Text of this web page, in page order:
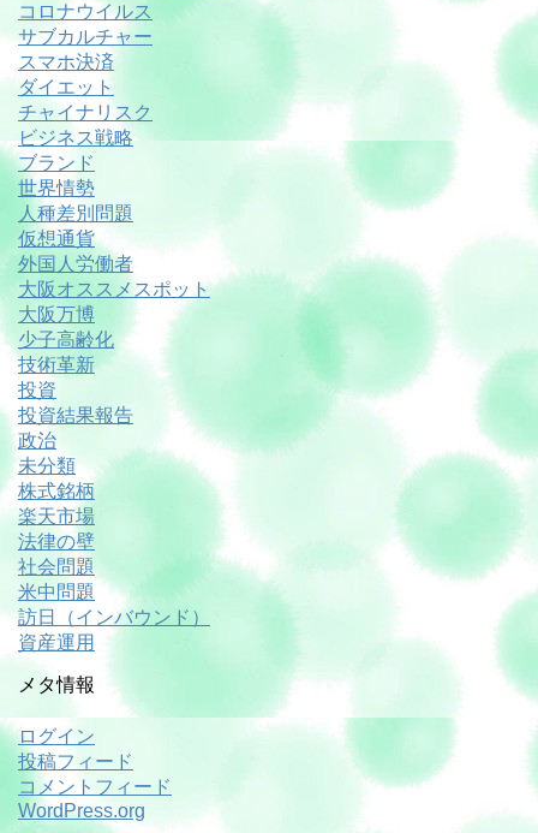
コロナウイルス
サブカルチャー
スマホ決済
ダイエット
チャイナリスク
ビジネス戦略
ブランド
世界情勢
人種差別問題
仮想通貨
外国人労働者
大阪オススメスポット
大阪万博
少子高齢化
技術革新
投資
投資結果報告
政治
未分類
株式銘柄
楽天市場
法律の壁
社会問題
米中問題
訪日（インバウンド）
資産運用
メタ情報
ログイン
投稿フィード
コメントフィード
WordPress.org